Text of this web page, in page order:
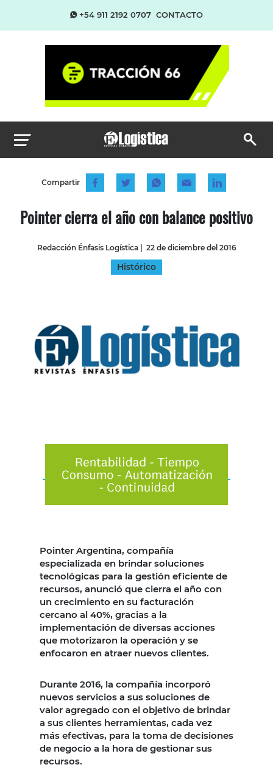
+54 911 2192 0707 CONTACTO
Compartir
Pointer cierra el año con balance positivo
Redacción Énfasis Logística| 22 de diciembre del 2016
Histórico
Pointer Argentina, compañía
especializada en brindar soluciones
tecnológicas para la gestión eficiente de
recursos, anunció que cierra el año con
un crecimiento en su facturación
cercano al 40%, gracias a la
implementación de diversas acciones
que motorizaron la operación y se
enfocaron en atraer nuevos clientes.
Durante 2016, la compañía incorporó
nuevos servicios a sus soluciones de
valor agregado con el objetivo de brindar
a sus clientes herramientas, cada vez
más efectivas, para la toma de decisiones
de negocio a la hora de gestionar sus
recursos.